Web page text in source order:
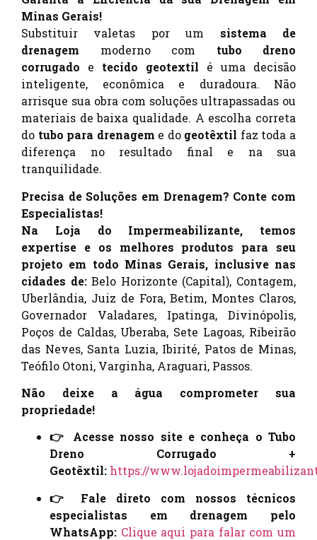
Minas Gerais!
Substituir valetas por um sistema de
drenagem moderno com tubo dreno
corrugado e tecido geotextil é uma decisão
inteligente, econômica e duradoura. Não
arrisque sua obra com soluções ultrapassadas ou
materiais de baixa qualidade. A escolha correta
do tubo para drenagem e do geotêxtil faz toda a
diferença no resultado final e na sua
tranquilidade.
Precisa de Soluções em Drenagem? Conte com
Especialistas!
Na Loja do Impermeabilizante, temos
expertise e os melhores produtos para seu
projeto em todo Minas Gerais, inclusive nas
cidades de:Belo Horizonte (Capital), Contagem,
Uberlândia, Juiz de Fora, Betim, Montes Claros,
Governador Valadares, Ipatinga, Divinópolis,
Poços de Caldas, Uberaba, Sete Lagoas, Ribeirão
das Neves, Santa Luzia, Ibirité, Patos de Minas,
Teófilo Otoni, Varginha, Araguari, Passos.
Não deixe a água comprometer sua
propriedade!
👉 Acesse nosso site e conheça o Tubo
Dreno Corrugado +
Geotêxtil: https://
👉 Fale direto com nossos técnicos
especialistas em drenagem pelo
WhatsApp: Clique aqui para falar com um